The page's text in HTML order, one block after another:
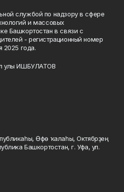
службой по надзору в сфере
и массовых
Башкортостан в связи с
- регистрационный номер
2025 года.
улы ИШБУЛАТОВ
Өфө ҡалаһы, Октябрҙең
Башкортостан, г. Уфа, ул.